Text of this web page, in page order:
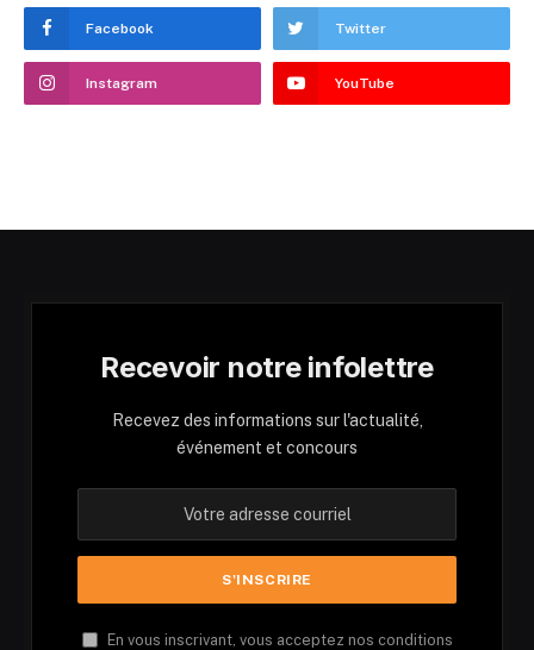
Facebook Twitter
Instagram YouTube
Recevoir notre infolettre
Recevez des informations sur l'actualité,
événement et concours
En vous inscrivant, vous acceptez nos conditions